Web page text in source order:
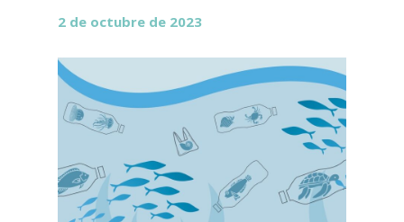
2 de octubre de 2023